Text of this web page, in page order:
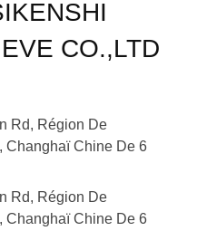
CO.,LTD
Rd, Région De
Changhaï Chine De 6
Rd, Région De
Changhaï Chine De 6